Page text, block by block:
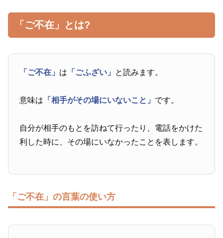
「ご不在」とは?
「ご不在」 は 「ごふざい」 と読みます。
意味は 「相手がその場にいないこと」 です。
自分が相手のもとを訪ねて行ったり、電話をかけた
利した時に、その場にいなかったことを表します。
「ご不在」の言葉の使い方